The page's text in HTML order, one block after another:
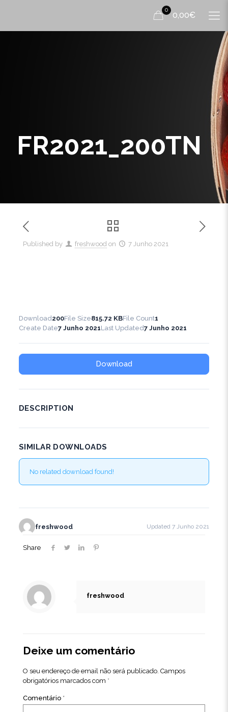
0
0,00€
FR2021_200TN
Published by freshwood on 7 Junho 2021
Download200File Size815.72 KBFile Count1
Create Date7 Junho 2021Last Updated7 Junho 2021
Download
DESCRIPTION
SIMILAR DOWNLOADS
No related download found!
freshwood Updated 7 Junho 2021
Share
freshwood
Deixe um comentário
O seu endereço de email não será publicado. Campos
obrigatórios marcados com *
Comentário *